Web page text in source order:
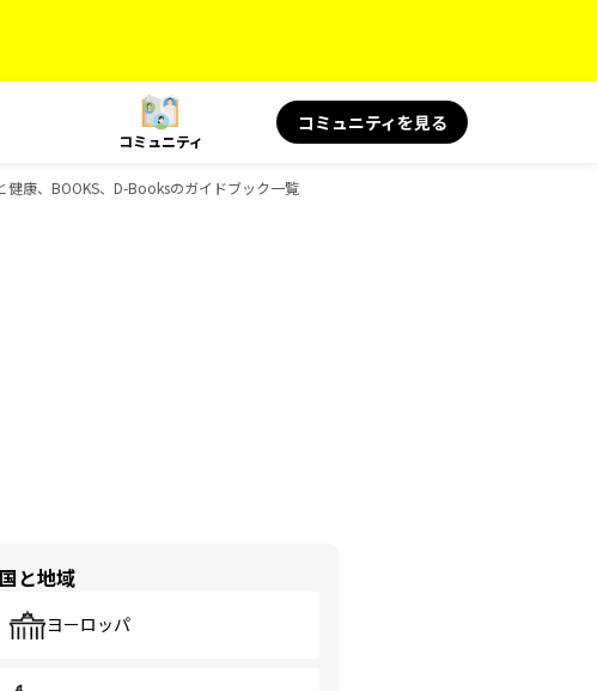
コミュニティ
コミュニティを見る
康、BOOKS、D-Booksのガイドブック一覧
国と地域
ヨーロッパ